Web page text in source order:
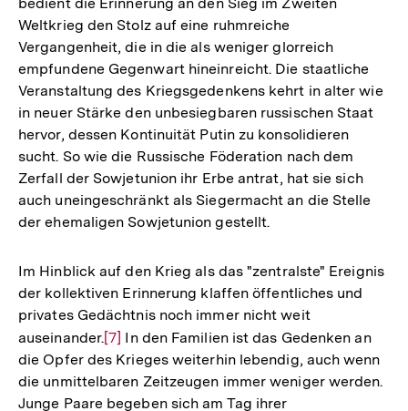
Weltkrieg den Stolz auf eine ruhmreiche
Vergangenheit, die in die als weniger glorreich
empfundene Gegenwart hineinreicht. Die staatliche
Veranstaltung des Kriegsgedenkens kehrt in alter wie
in neuer Stärke den unbesiegbaren russischen Staat
hervor, dessen Kontinuität Putin zu konsolidieren
sucht. So wie die Russische Föderation nach dem
Zerfall der Sowjetunion ihr Erbe antrat, hat sie sich
auch uneingeschränkt als Siegermacht an die Stelle
der ehemaligen Sowjetunion gestellt.
Im Hinblick auf den Krieg als das "zentralste" Ereignis
der kollektiven Erinnerung klaffen öffentliches und
privates Gedächtnis noch immer nicht weit
auseinander.Zur
Auflösung
der
Fußnote
[7] In den Familien ist das Gedenken an
die Opfer des Krieges weiterhin lebendig, auch wenn
die unmittelbaren Zeitzeugen immer weniger werden.
Junge Paare begeben sich am Tag ihrer